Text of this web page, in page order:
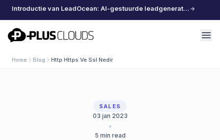
Introductie van LeadOcean: AI-gestuurde leadgeneratie, samengestelde data, moeiteloos schalen
PlusClouds
Home Blog Http Https Ve Ssl Nedir
SALES
03 jan 2023
•
5 min read